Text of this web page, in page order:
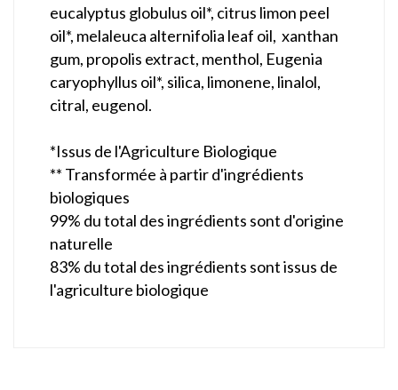
eucalyptus globulus oil*, citrus limon peel
oil*, melaleuca alternifolia leaf oil, xanthan
gum, propolis extract, menthol, Eugenia
caryophyllus oil*, silica, limonene, linalol,
citral, eugenol.
*Issus de l'Agriculture Biologique
** Transformée à partir d'ingrédients
biologiques
99% du total des ingrédients sont d'origine
naturelle
83% du total des ingrédients sont issus de
l'agriculture biologique